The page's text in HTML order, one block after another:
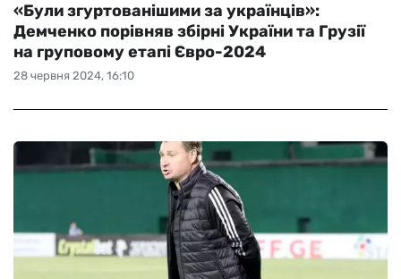
28 червня 2024, 16:10
«Були згуртованішими за українців»:
Демченко порівняв збірні України та Грузії
на груповому етапі Євро-2024